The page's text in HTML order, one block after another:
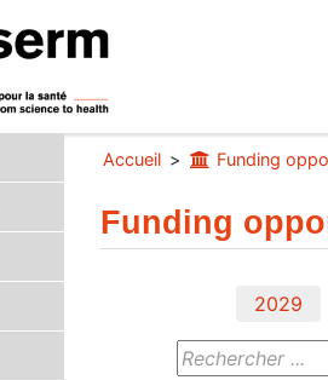
Accueil Funding
Funding
2029